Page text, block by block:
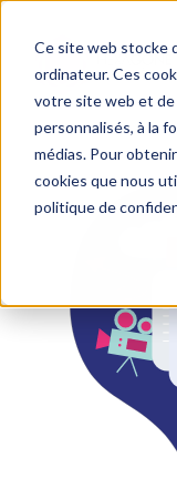
Ce site web stocke
ordinateur. Ces
votre site web et de
personnalisés, à la
médias. Pour
cookies que nous
politique de